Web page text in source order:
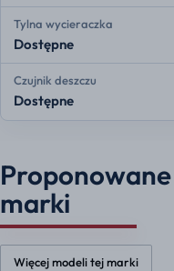
Tylna wycieraczka
Dostępne
Czujnik deszczu
Dostępne
marki
Więcej modeli tej marki